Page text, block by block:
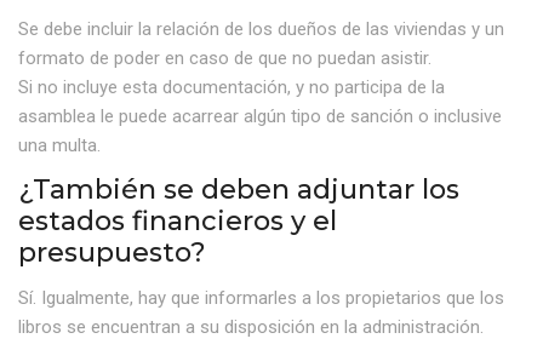
Se debe incluir la relación de los dueños de las viviendas y un
formato de poder en caso de que no puedan asistir.
Si no incluye esta documentación, y no participa de la
asamblea le puede acarrear algún tipo de sanción o inclusive
una multa.
¿También se deben adjuntar los
estados financieros y el
presupuesto?
Sí. Igualmente, hay que informarles a los propietarios que los
libros se encuentran a su disposición en la administración.